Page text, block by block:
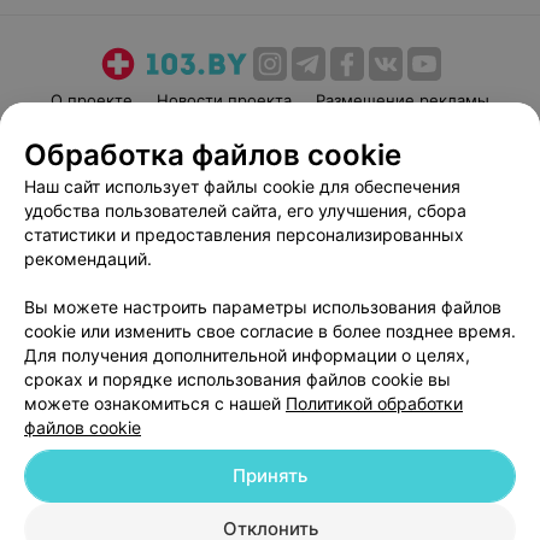
О проекте Новости проекта
Размещение рекламы
Пользовательское соглашение
Способы оплаты
Вакансии
Партнеры
Написать руководителю 103.by
Персональные настройки cookie
Обработка персональных данных
© 2026 ООО «Артокс Лаб», УНП 191700409| 220012, Республика Беларусь,
г. Минск, улица Толбухина, 2, пом. 16 | help@103.by
Обработка файлов cookie
Наш сайт использует файлы cookie для обеспечения
удобства пользователей сайта, его улучшения, сбора
статистики и предоставления персонализированных
рекомендаций.
Вы можете настроить параметры использования файлов
cookie или изменить свое согласие в более позднее время.
Для получения дополнительной информации о целях,
сроках и порядке использования файлов cookie вы
можете ознакомиться с нашей Политикой обработки
файлов cookie
Отклонить
Принять